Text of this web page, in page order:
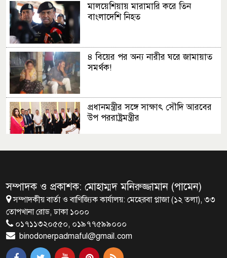
মালয়েশিয়ায় মারামারি করে তিন
বাংলাদেশি নিহত
৪ বিয়ের পর অন্য নারীর ঘরে জামায়াত
সমর্থক!
প্রধানমন্ত্রীর সঙ্গে সাক্ষাৎ সৌদি আরবের
উপ পররাষ্ট্রমন্ত্রীর
‘গুলশানের চামেলি’ আনুষ্ঠানিক যাত্রা শুরু
সম্পাদক ও প্রকাশক: মোহাম্মদ মনিরুজ্জামান (পামেন)
সম্পাদকীয় বার্তা ও বাণিজ্যিক কার্যালয়: মেহেরবা প্লাজা (১২ তলা), ৩৩
তোপখানা রোড, ঢাকা ১০০০
০১৭১১৩২০৫৫০, ০১৯৭৭৫৯৯০০০
binodonerpadmaful@gmail.com